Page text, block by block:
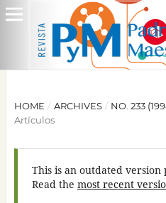
HOME / ARCHIVES / NO. 233
Artículos
This is an outdated version
Read the most recent